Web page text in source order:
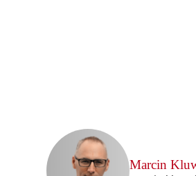
Marcin